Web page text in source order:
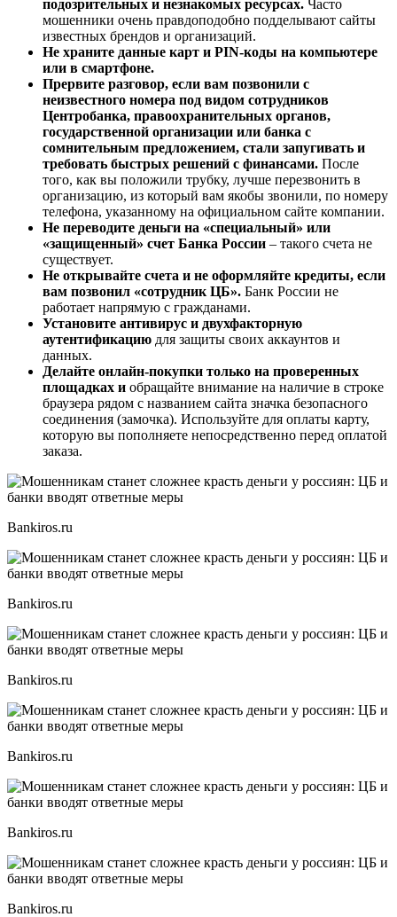
подозрительных и незнакомых ресурсах. Часто
мошенники очень правдоподобно подделывают сайты
известных брендов и организаций.
Не храните данные карт и PIN-коды на компьютере
или в смартфоне.
Прервите разговор, если вам позвонили с
неизвестного номера под видом сотрудников
Центробанка, правоохранительных органов,
государственной организации или банка с
сомнительным предложением, стали запугивать и
требовать быстрых решений с финансами. После
того, как вы положили трубку, лучше перезвонить в
организацию, из который вам якобы звонили, по номеру
телефона, указанному на официальном сайте компании.
Не переводите деньги на «специальный» или
«защищенный» счет Банка России – такого счета не
существует.
Не открывайте счета и не оформляйте кредиты, если
вам позвонил «сотрудник ЦБ». Банк России не
работает напрямую с гражданами.
Установите антивирус и двухфакторную
аутентификацию для защиты своих аккаунтов и
данных.
Делайте онлайн-покупки только на проверенных
площадках и обращайте внимание на наличие в строке
браузера рядом с названием сайта значка безопасного
соединения (замочка). Используйте для оплаты карту,
которую вы пополняете непосредственно перед оплатой
заказа.
Bankiros.ru
Bankiros.ru
Bankiros.ru
Bankiros.ru
Bankiros.ru
Bankiros.ru